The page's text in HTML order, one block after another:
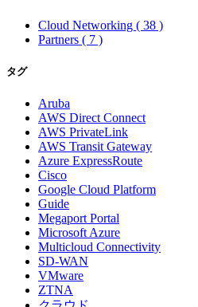
Cloud Networking ( 38 )
Partners ( 7 )
タグ
Aruba
AWS Direct Connect
AWS PrivateLink
AWS Transit Gateway
Azure ExpressRoute
Cisco
Google Cloud Platform
Guide
Megaport Portal
Microsoft Azure
Multicloud Connectivity
SD-WAN
VMware
ZTNA